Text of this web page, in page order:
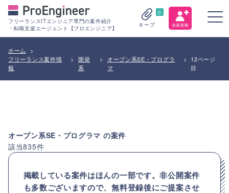
フリーランスITエンジニア専門の案件紹介
・転職支援エージェント【プロエンジニア】
0
キープ
ホーム
>
フリーランス案件情
報
>
開発
系
>
オープン系SE・プログラ
マ
>
12ページ
目
オープン系SE・プログラマ の案件
該当835件
掲載している案件はほんの一部です。非公開案件
も多数ございますので、無料登録後にご提案させ